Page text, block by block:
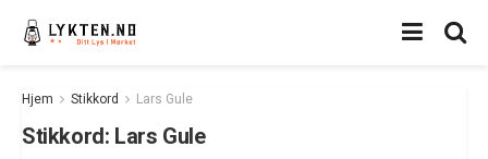
Hjem Stikkord Lars Gule
Stikkord: Lars Gule